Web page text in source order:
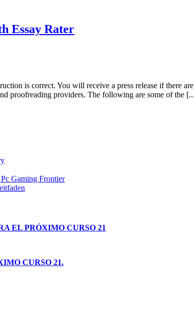
Essay Rater
is correct. You will receive a press release if there
proofreading providers. The following are some of the
Gaming Frontier
EL PRÓXIMO CURSO 21
CURSO 21.